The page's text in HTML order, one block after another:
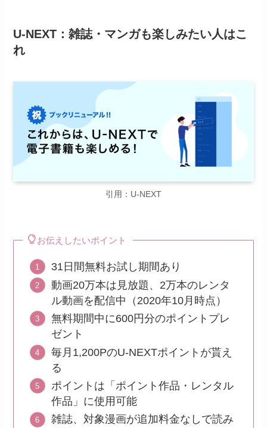
U-NEXT：雑誌・マンガも楽しみたい人はこ
れ
引用：U-NEXT
お伝えしたいポイント
31日間無料お試し期間あり
動画20万本は見放題、2万本のレンタ
ル動画を配信中（2020年10月時点）
無料期間中に600円分のポイントプレ
ゼント
毎月1,200PのU-NEXTポイントが貰え
る
ポイントは「ポイント作品・レンタル
作品」に使用可能
雑誌、対象漫画が追加料金なしで読み